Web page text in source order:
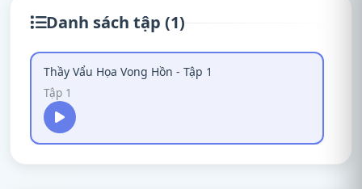
Danh sách tập (1)
Thầy Vẩu Họa Vong Hồn - Tập 1
Tập 1